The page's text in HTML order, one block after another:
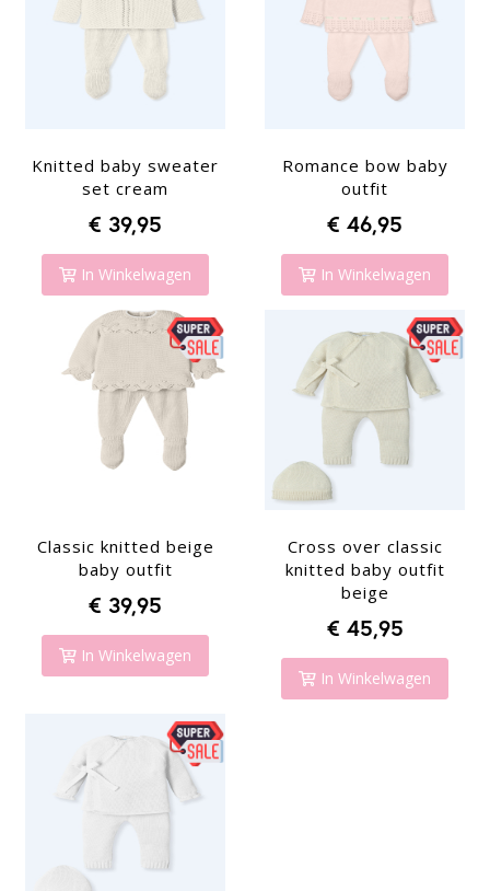
Knitted baby sweater
set cream
€ 39,95
In Winkelwagen
Romance bow baby
outfit
€ 46,95
In Winkelwagen
Classic knitted beige
baby outfit
€ 39,95
In Winkelwagen
Cross over classic
knitted baby outfit
beige
€ 45,95
In Winkelwagen